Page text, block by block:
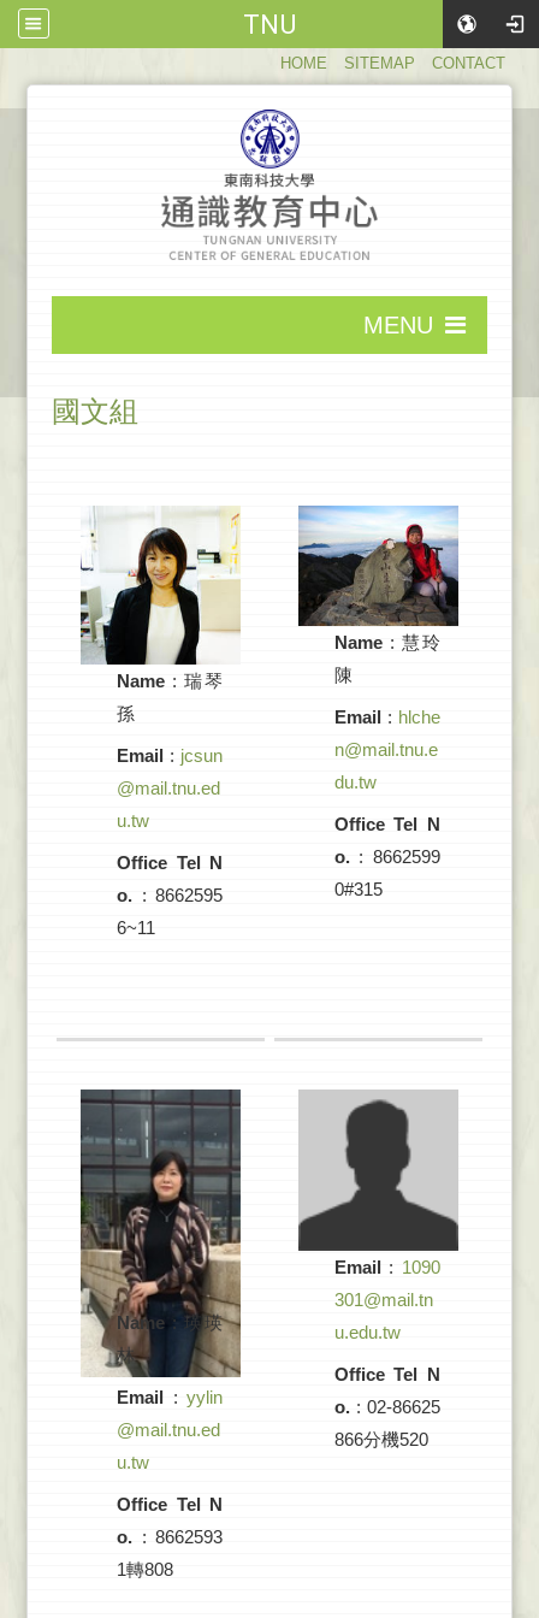
TNU
HOME SITEMAP CONTACT
MENU
國文組
Name :瑞琴
孫
Email : jcsun
@mail.tnu.ed
u.tw
Office Tel N
o. : 8662595
6~11
Name : 慧玲
陳
Email : hlche
n@mail.tnu.e
du.tw
Office Tel N
o. : 8662599
0#315
Name : 瑛瑛
林
Email :yylin
@mail.tnu.ed
u.tw
Office Tel N
o. : 8662593
1轉808
Email : 1090
301@mail.tn
u.edu.tw
Office Tel N
o. : 02-86625
866分機520